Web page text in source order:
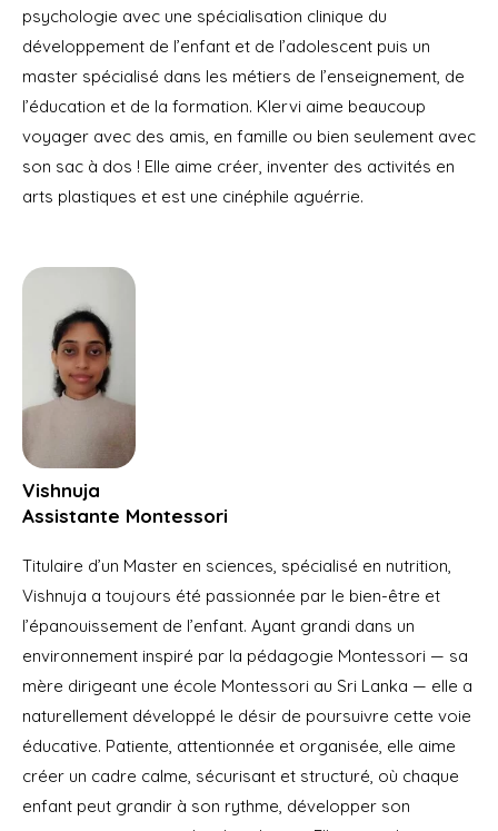
psychologie avec une spécialisation clinique du
développement de l’enfant et de l’adolescent puis un
master spécialisé dans les métiers de l’enseignement, de
l’éducation et de la formation. Klervi aime beaucoup
voyager avec des amis, en famille ou bien seulement avec
son sac à dos ! Elle aime créer, inventer des activités en
arts plastiques et est une cinéphile aguérrie.
Vishnuja
Assistante Montessori
Titulaire d’un Master en sciences, spécialisé en nutrition,
Vishnuja a toujours été passionnée par le bien-être et
l’épanouissement de l’enfant. Ayant grandi dans un
environnement inspiré par la pédagogie Montessori — sa
mère dirigeant une école Montessori au Sri Lanka — elle a
naturellement développé le désir de poursuivre cette voie
éducative. Patiente, attentionnée et organisée, elle aime
créer un cadre calme, sécurisant et structuré, où chaque
enfant peut grandir à son rythme, développer son